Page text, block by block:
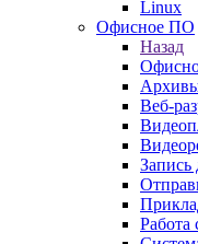
Linux
Офисное ПО
Назад
Веб-
Запись
Работа